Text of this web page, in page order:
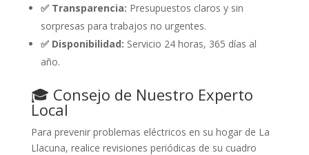
✅ Transparencia: Presupuestos claros y sin
sorpresas para trabajos no urgentes.
✅ Disponibilidad: Servicio 24 horas, 365 días al
año.
🎓 Consejo de Nuestro Experto
Local
Para prevenir problemas eléctricos en su hogar de La
Llacuna, realice revisiones periódicas de su cuadro